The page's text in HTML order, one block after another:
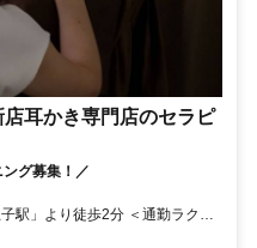
店耳かき専門店のセラピ
グ募集！／